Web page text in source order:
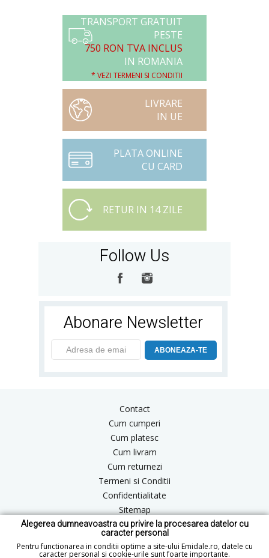
Alegerea dumneavoastra cu privire la procesarea datelor cu
caracter personal
Pentru functionarea in conditii optime a site-ului Emidale.ro, datele cu
caracter personal si cookie-urile sunt foarte importante.
TRANSPORT GRATUIT
PESTE
750 RON TVA INCLUS
IN ROMANIA
* VEZI TERMENI SI CONDITII
LIVRARE
IN UE
PLATA ONLINE
CU CARD
RETUR IN 14 ZILE
Follow Us
Abonare Newsletter
ABONEAZA-TE
Contact
Cum cumperi
Cum platesc
Cum livram
Cum returnezi
Termeni si Conditii
Confidentialitate
Sitemap
Blog
ANPC